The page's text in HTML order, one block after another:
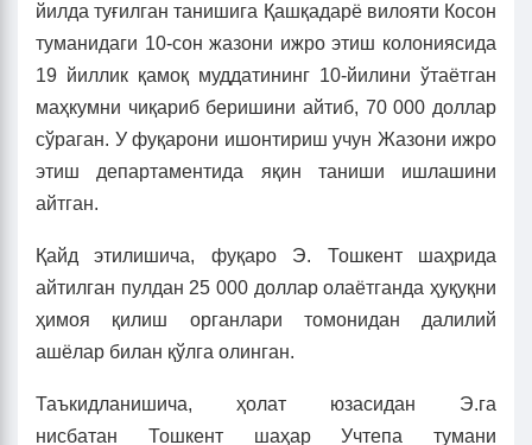
йилда туғилган танишига Қашқадарё вилояти Косон
туманидаги 10-сон жазони ижро этиш колониясида
19 йиллик қамоқ муддатининг 10-йилини ўтаётган
маҳкумни чиқариб беришини айтиб, 70 000 доллар
сўраган. У фуқарони ишонтириш учун Жазони ижро
этиш департаментида яқин таниши ишлашини
айтган.
Қайд этилишича, фуқаро Э. Тошкент шаҳрида
айтилган пулдан 25 000 доллар олаётганда ҳуқуқни
ҳимоя қилиш органлари томонидан далилий
ашёлар билан қўлга олинган.
Таъкидланишича, ҳолат юзасидан Э.га
нисбатан Тошкент шаҳар Учтепа тумани